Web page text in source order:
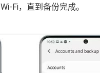
Fi，直到备份完成。